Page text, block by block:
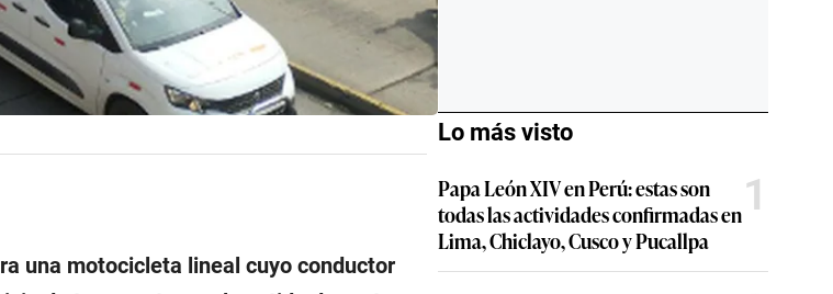
una motocicleta lineal cuyo conductor
Lo más visto
Papa León XIV en Perú: estas son
todas las actividades confirmadas en
Lima, Chiclayo, Cusco y Pucallpa
1